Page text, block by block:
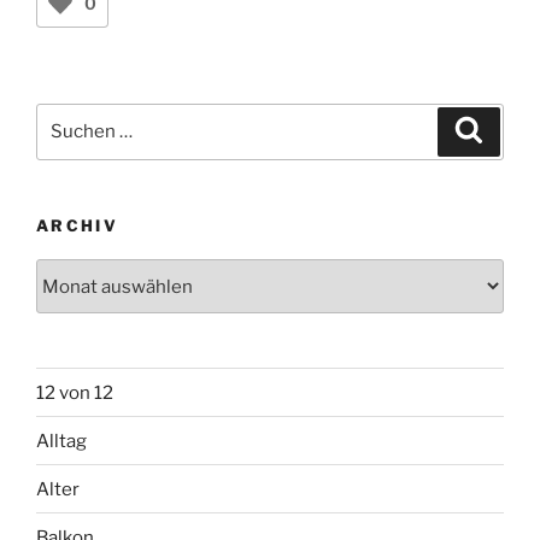
nach:
ARCHIV
12 von 12
Alltag
Alter